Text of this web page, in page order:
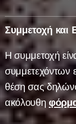
Συμμετοχή
Η συμμετοχή
συμμετεχόντων
θέση σας
ακόλουθη